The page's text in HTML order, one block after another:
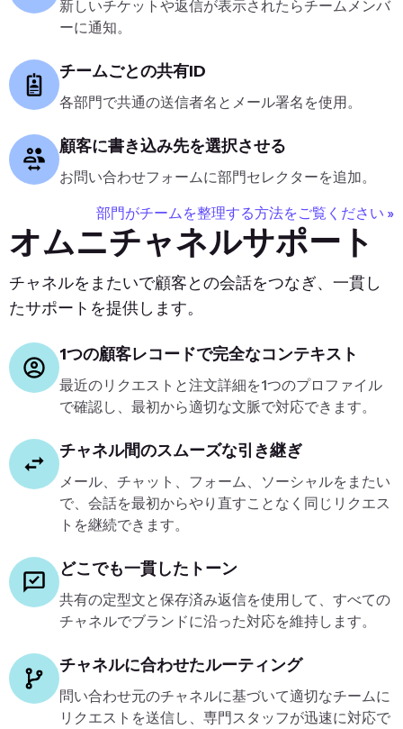
新しいチケットや返信が表示されたらチームメンバ
ーに通知。
チームごとの共有ID
各部門で共通の送信者名とメール署名を使用。
顧客に書き込み先を選択させる
お問い合わせフォームに部門セレクターを追加。
部門がチームを整理する方法をご覧ください »
オムニチャネルサポート
チャネルをまたいで顧客との会話をつなぎ、一貫し
たサポートを提供します。
1つの顧客レコードで完全なコンテキスト
最近のリクエストと注文詳細を1つのプロファイル
で確認し、最初から適切な文脈で対応できます。
チャネル間のスムーズな引き継ぎ
メール、チャット、フォーム、ソーシャルをまたい
で、会話を最初からやり直すことなく同じリクエス
トを継続できます。
どこでも一貫したトーン
共有の定型文と保存済み返信を使用して、すべての
チャネルでブランドに沿った対応を維持します。
チャネルに合わせたルーティング
問い合わせ元のチャネルに基づいて適切なチームに
リクエストを送信し、専門スタッフが迅速に対応で